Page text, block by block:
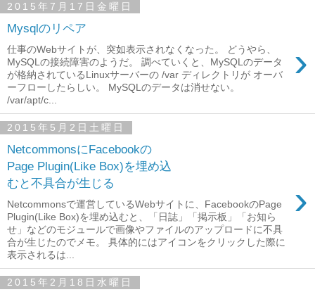
2015年7月17日金曜日
Mysqlのリペア
›
仕事のWebサイトが、突如表示されなくなった。 どうやら、
MySQLの接続障害のようだ。 調べていくと、MySQLのデータ
が格納されているLinuxサーバーの /var ディレクトリが オーバ
ーフローしたらしい。 MySQLのデータは消せない。
/var/apt/c...
2015年5月2日土曜日
NetcommonsにFacebookの
Page Plugin(Like Box)を埋め込
むと不具合が生じる
›
Netcommonsで運営しているWebサイトに、FacebookのPage
Plugin(Like Box)を埋め込むと、「日誌」「掲示板」「お知ら
せ」などのモジュールで画像やファイルのアップロードに不具
合が生じたのでメモ。 具体的にはアイコンをクリックした際に
表示されるは...
2015年2月18日水曜日